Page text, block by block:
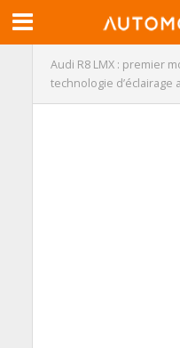
Audi R8 LMX : premier
technologie d’éclairage